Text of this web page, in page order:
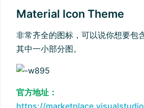
Material Icon Theme
非常齐全的图标，可以说你想要包
其中一小部分图。
官方地址：
https://